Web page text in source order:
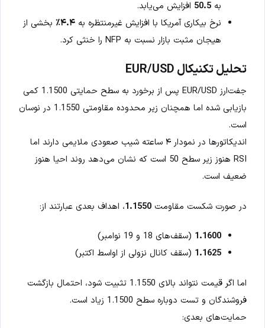
به50.5 افزایش می‌یابد.
نرخ بیکاری آمریکا با افزایش غیرمنتظره به۴.۴٪
بخشی از
هیجان مثبت بازار نسبت به NFP را خنثی کرد.
تحلیل تکنیکال EUR/USD
جفت‌ارز EUR/USD پس از برخورد به سطح حمایتی 1.1500 کمی
بازیابی شده اما همچنان زیر محدوده مقاومتی 1.1550 در نوسان
است.
اندیکاتورها در نمودار ۴ ساعته شیب صعودی ملایمی دارند اما
RSI هنوز زیر سطح 50 است که نشان می‌دهد روند احیا هنوز
ضعیف است.
در صورت شکست مقاومت 1.1550، اهداف بعدی عبارتند از:
1.1600 (سقف‌های 18 و 19 نوامبر)
1.1625 (سقف کانال نزولی از اواسط اکتبر)
اما اگر قیمت نتواند بالای 1.1550 تثبیت شود، احتمال بازگشت
فروشندگان و تست دوباره سطح 1.1500 زیاد است.
حمایت‌های بعدی: